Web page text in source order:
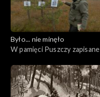
Było... nie minęło
W pamięci Puszczy zapisane